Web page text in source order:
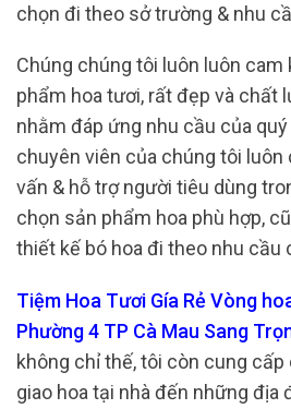
chọn đi theo sở trường & nhu
Chúng chúng tôi luôn luôn
phẩm hoa tươi, rất đẹp và chất
nhằm đáp ứng nhu cầu của
chuyên viên của chúng tôi
vấn & hỗ trợ người tiêu dùng
chọn sản phẩm hoa phù hợp,
thiết kế bó hoa đi theo nhu cầu
Tiệm Hoa Tươi Gía Rẻ Vòng
Phường 4 TP Cà Mau Sang
không chỉ thế, tôi còn cung
giao hoa tại nhà đến những địa